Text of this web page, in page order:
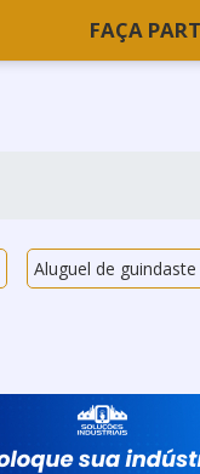
FAÇA
Aluguel de